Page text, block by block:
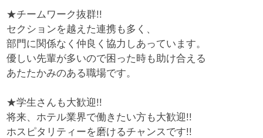
★チームワーク抜群!!
セクションを越えた連携も多く、
部門に関係なく仲良く協力しあっています。
優しい先輩が多いので困った時も助け合える
あたたかみのある職場です。
★学生さんも大歓迎!!
将来、ホテル業界で働きたい方も大歓迎!!
ホスピタリティーを磨けるチャンスです!!